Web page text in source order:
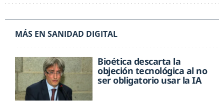
MÁS EN SANIDAD DIGITAL
Bioética descarta la
objeción tecnológica al no
ser obligatorio usar la IA